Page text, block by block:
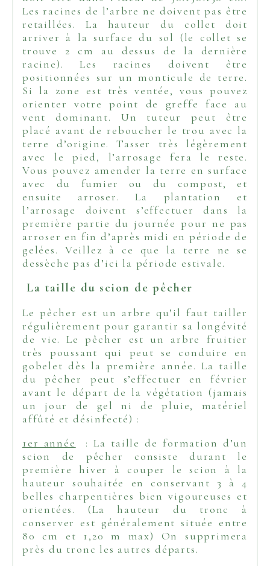
Les racines de l’arbre ne doivent pas être
retaillées. La hauteur du collet doit
arriver à la surface du sol (le collet se
trouve 2 cm au dessus de la dernière
racine). Les racines doivent être
positionnées sur un monticule de terre.
Si la zone est très ventée, vous pouvez
orienter votre point de greffe face au
vent dominant. Un tuteur peut être
placé avant de reboucher le trou avec la
terre d’origine. Tasser très légèrement
avec le pied, l’arrosage fera le reste.
Vous pouvez amender la terre en surface
avec du fumier ou du compost, et
ensuite arroser. La plantation et
l’arrosage doivent s’effectuer dans la
première partie du journée pour ne pas
arroser en fin d’après midi en période de
gelées. Veillez à ce que la terre ne se
dessèche pas d’ici la période estivale.
La taille du scion de pêcher
Le pêcher est un arbre qu’il faut tailler
régulièrement pour garantir sa longévité
de vie. Le pêcher est un arbre fruitier
très poussant qui peut se conduire en
gobelet dès la première année. La taille
du pêcher peut s’effectuer en février
avant le départ de la végétation (jamais
un jour de gel ni de pluie, matériel
affûté et désinfecté) :
1er année
: La taille de formation d’un
scion de pêcher consiste durant le
première hiver à couper le scion à la
hauteur souhaitée en conservant 3 à 4
belles charpentières bien vigoureuses et
orientées. (La hauteur du tronc à
conserver est généralement située entre
80 cm et 1,20 m max) On supprimera
près du tronc les autres départs.